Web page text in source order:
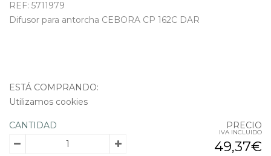
REF: 5711979
Difusor para antorcha CEBORA CP 162C DAR
ESTÁ COMPRANDO:
Utilizamos cookies
CANTIDAD PRECIO
IVA INCLUIDO
49,37€